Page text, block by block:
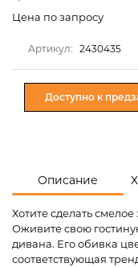
Описание
Хотите сделать
Оживите свою
дивана. Его обивка
соответствующая
Цена по запросу
Артикул: 2430435
Доступно к